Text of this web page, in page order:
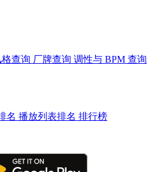
格查询 厂牌查询 调性与 BPM 查询
名 播放列表排名 排行榜